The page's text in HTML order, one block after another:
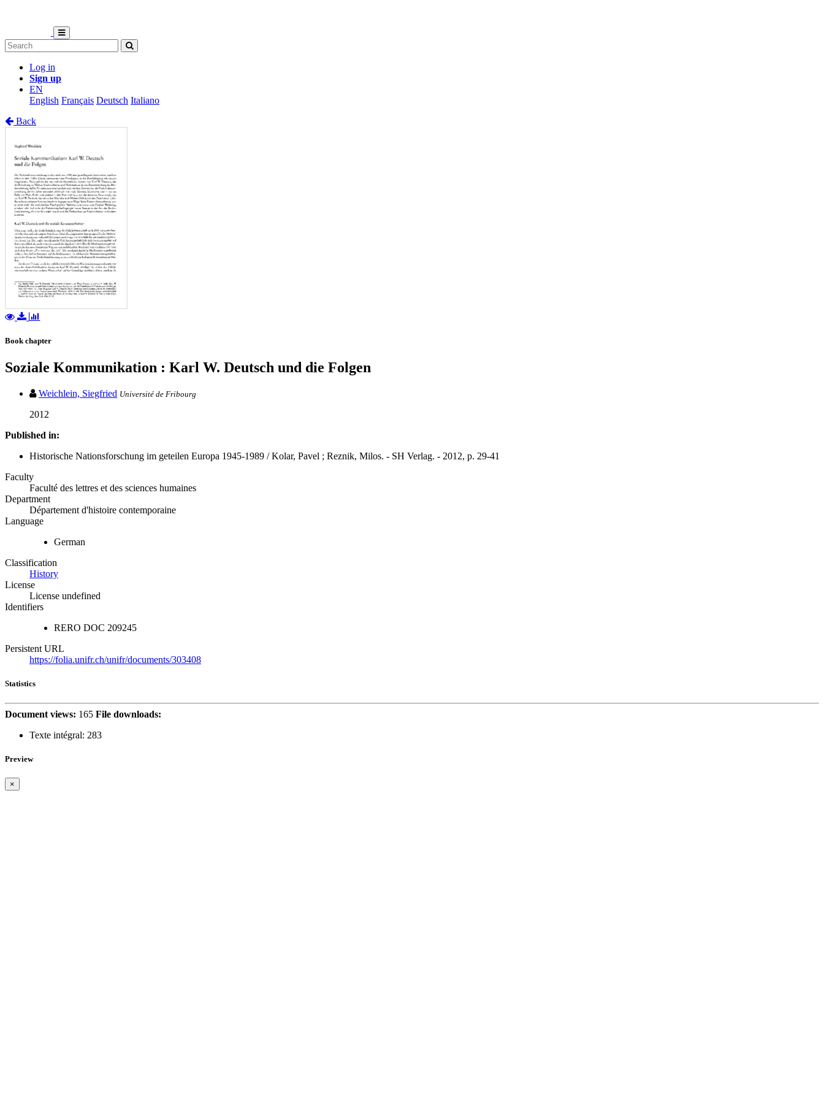
Log in
Sign up
EN
English Français Deutsch Italiano
Back
Book chapter
Soziale Kommunikation : Karl W. Deutsch und die Folgen
Weichlein, Siegfried Université de Fribourg
2012
Published in:
Historische Nationsforschung im geteilen Europa 1945-1989 / Kolar, Pavel ; Reznik, Milos. - SH Verlag. - 2012, p. 29-41
Faculty
Faculté des lettres et des sciences humaines
Department
Département d'histoire contemporaine
Language
German
Classification
History
License
License undefined
Identifiers
RERO DOC 209245
Persistent URL
https://folia.unifr.ch/unifr/documents/303408
Statistics
Document views: 165 File downloads:
Texte intégral: 283
Preview
×